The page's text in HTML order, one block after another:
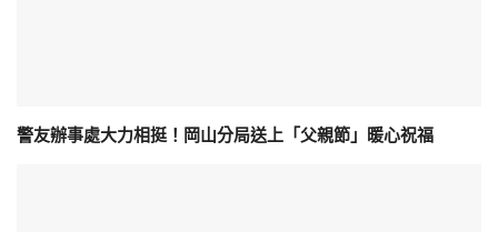
警友辦事處大力相挺！岡山分局送上「父親節」暖心祝福